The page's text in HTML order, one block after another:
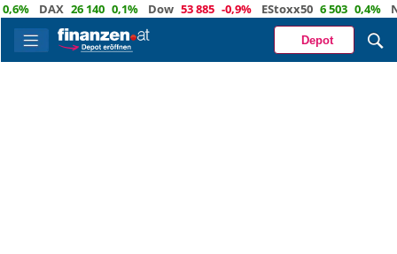
DAX 26 140 0,1% Dow 53 885 -0,9% EStoxx50 6 503 0,4%
Depot